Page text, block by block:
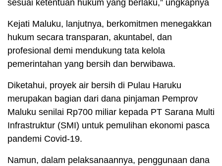
sesuai ketentuan hukum yang berlaku,” ungkapnya
Kejati Maluku, lanjutnya, berkomitmen menegakkan
hukum secara transparan, akuntabel, dan
profesional demi mendukung tata kelola
pemerintahan yang bersih dan berwibawa.
Diketahui, proyek air bersih di Pulau Haruku
merupakan bagian dari dana pinjaman Pemprov
Maluku senilai Rp700 miliar kepada PT Sarana Multi
Infrastruktur (SMI) untuk pemulihan ekonomi pasca
pandemi Covid-19.
Namun, dalam pelaksanaannya, penggunaan dana